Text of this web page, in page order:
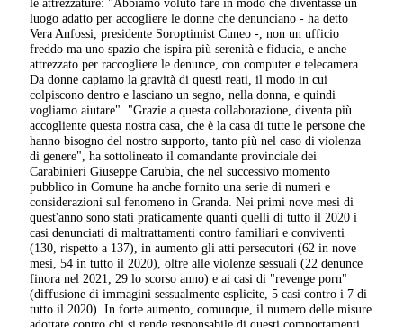
le attrezzature: "Abbiamo voluto fare in modo che diventasse un
luogo adatto per accogliere le donne che denunciano - ha detto
Vera Anfossi, presidente Soroptimist Cuneo -, non un ufficio
freddo ma uno spazio che ispira più serenità e fiducia, e anche
attrezzato per raccogliere le denunce, con computer e telecamera.
Da donne capiamo la gravità di questi reati, il modo in cui
colpiscono dentro e lasciano un segno, nella donna, e quindi
vogliamo aiutare". "Grazie a questa collaborazione, diventa più
accogliente questa nostra casa, che è la casa di tutte le persone che
hanno bisogno del nostro supporto, tanto più nel caso di violenza
di genere", ha sottolineato il comandante provinciale dei
Carabinieri Giuseppe Carubia, che nel successivo momento
pubblico in Comune ha anche fornito una serie di numeri e
considerazioni sul fenomeno in Granda. Nei primi nove mesi di
quest'anno sono stati praticamente quanti quelli di tutto il 2020 i
casi denunciati di maltrattamenti contro familiari e conviventi
(130, rispetto a 137), in aumento gli atti persecutori (62 in nove
mesi, 54 in tutto il 2020), oltre alle violenze sessuali (22 denunce
finora nel 2021, 29 lo scorso anno) e ai casi di "revenge porn"
(diffusione di immagini sessualmente esplicite, 5 casi contro i 7 di
tutto il 2020). In forte aumento, comunque, il numero delle misure